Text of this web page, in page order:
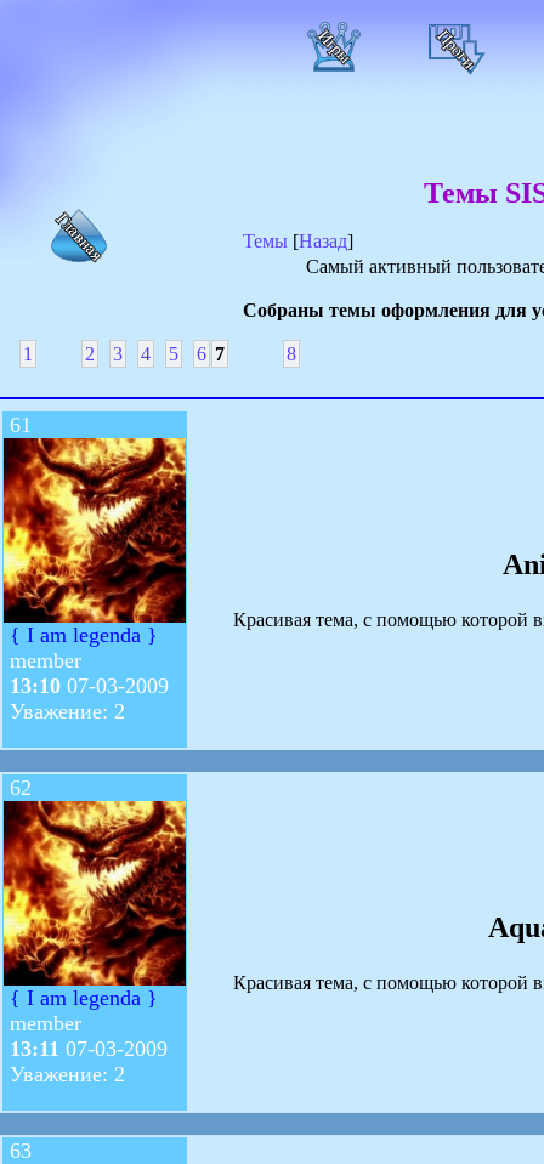
Темы [Назад]
Темы
Самый активный
Собраны темы оформления для
1 2 3 4 5 6 7 8
61
{ I am legenda }
member
13:10 07-03-2009
Уважение: 2
Красивая тема, с помощью которой
62
{ I am legenda }
member
13:11 07-03-2009
Уважение: 2
Красивая тема, с помощью которой
63